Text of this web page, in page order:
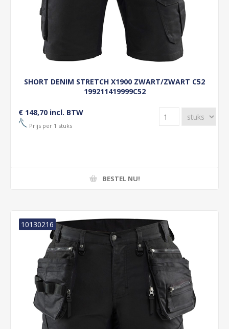
SHORT DENIM STRETCH X1900 ZWART/ZWART C52
199211419999C52
€ 148,70 incl. BTW
Prijs per 1 stuks
BESTEL NU!
10130216